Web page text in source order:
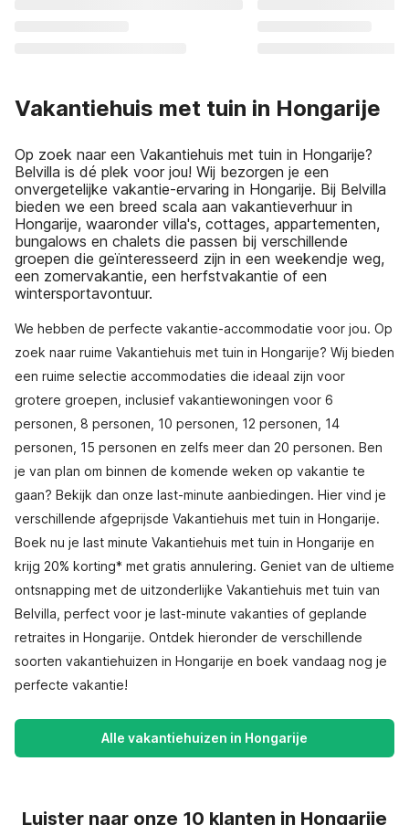
Vakantiehuis met tuin in Hongarije
Op zoek naar een Vakantiehuis met tuin in Hongarije?
Belvilla is dé plek voor jou! Wij bezorgen je een
onvergetelijke vakantie-ervaring in Hongarije. Bij Belvilla
bieden we een breed scala aan vakantieverhuur in
Hongarije, waaronder villa's, cottages, appartementen,
bungalows en chalets die passen bij verschillende
groepen die geïnteresseerd zijn in een weekendje weg,
een zomervakantie, een herfstvakantie of een
wintersportavontuur.
We hebben de perfecte vakantie-accommodatie voor jou. Op
zoek naar ruime Vakantiehuis met tuin in Hongarije? Wij bieden
een ruime selectie accommodaties die ideaal zijn voor
grotere groepen, inclusief vakantiewoningen voor 6
personen, 8 personen, 10 personen, 12 personen, 14
personen, 15 personen en zelfs meer dan 20 personen. Ben
je van plan om binnen de komende weken op vakantie te
gaan? Bekijk dan onze last-minute aanbiedingen. Hier vind je
verschillende afgeprijsde Vakantiehuis met tuin in Hongarije.
Boek nu je last minute Vakantiehuis met tuin in Hongarije en
krijg 20% korting* met gratis annulering. Geniet van de ultieme
ontsnapping met de uitzonderlijke Vakantiehuis met tuin van
Belvilla, perfect voor je last-minute vakanties of geplande
retraites in Hongarije. Ontdek hieronder de verschillende
soorten vakantiehuizen in Hongarije en boek vandaag nog je
perfecte vakantie!
Alle vakantiehuizen in Hongarije
Luister naar onze 10 klanten in Hongarije